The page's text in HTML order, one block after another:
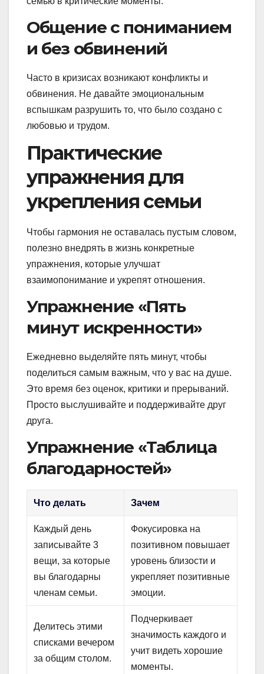
Общение с пониманием
и без обвинений
Часто в кризисах возникают конфликты и
обвинения. Не давайте эмоциональным
вспышкам разрушить то, что было создано с
любовью и трудом.
Практические
упражнения для
укрепления семьи
Чтобы гармония не оставалась пустым словом,
полезно внедрять в жизнь конкретные
упражнения, которые улучшат
взаимопонимание и укрепят отношения.
Упражнение «Пять
минут искренности»
Ежедневно выделяйте пять минут, чтобы
поделиться самым важным, что у вас на душе.
Это время без оценок, критики и прерываний.
Просто выслушивайте и поддерживайте друг
друга.
Упражнение «Таблица
благодарностей»
Что делать Зачем
Каждый день
записывайте 3
вещи, за которые
вы благодарны
членам семьи.
Фокусировка на
позитивном повышает
уровень близости и
укрепляет позитивные
эмоции.
Делитесь этими
списками вечером
за общим столом.
Подчеркивает
значимость каждого и
учит видеть хорошие
моменты.